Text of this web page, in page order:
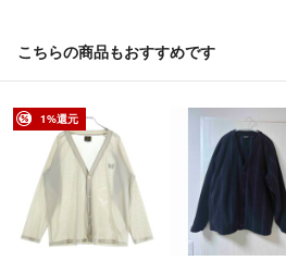
ります
12月27日～1月4日
※12月26日時点で発送可能状態にあるご
します
こちらの商品もおすすめです
1%還元